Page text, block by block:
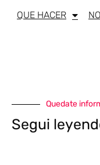
QUE HACER
Quedate
Segui